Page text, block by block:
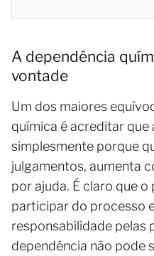
A dependência
vontade
Um dos maiores
química é acreditar que
simplesmente porque
julgamentos, aumenta
por ajuda. É claro que
participar do processo
responsabilidade pelas
dependência não pode